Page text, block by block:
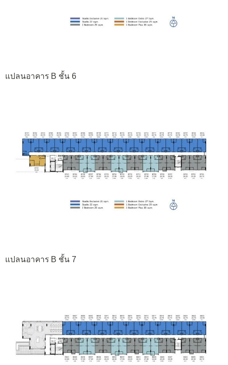
แปลนอาคาร B ชั้น 6
แปลนอาคาร B ชั้น 7